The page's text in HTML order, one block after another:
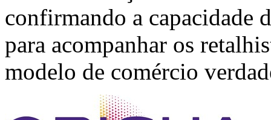
confirmando a capacidade
para acompanhar os
modelo de comércio